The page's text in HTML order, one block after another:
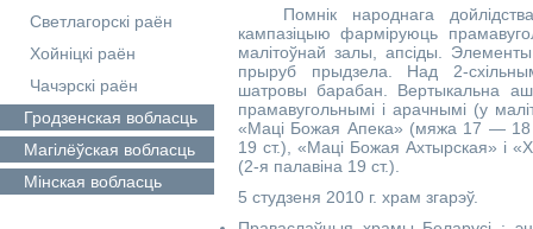
Светлагорскі раён
Хойніцкі раён
Чачэрскі раён
Гродзенская вобласць
Магілёўская вобласць
Мінская вобласць
Помнік народнага дойлідства.
кампазіцыю фарміруюць
малітоўнай залы, апсіды.
прыруб прыдзела. Над 2-
шатровы барабан. Вертыкальна
прамавугольнымі і арачнымі (у
«Маці Божая Апека» (мяжа 17 —
19 ст.), «Маці Божая Ахтырская» і
(2-я палавіна 19 ст.).
5 студзеня 2010 г. храм згарэў.